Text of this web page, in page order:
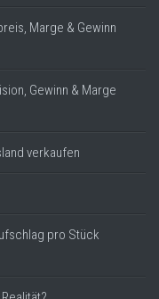
Marge & Gewinn
Gewinn & Marge
verkaufen
pro Stück